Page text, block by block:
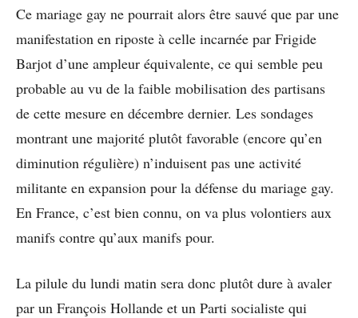
Ce mariage gay ne pourrait alors être sauvé que par une
manifestation en riposte à celle incarnée par Frigide
Barjot d’une ampleur équivalente, ce qui semble peu
probable au vu de la faible mobilisation des partisans
de cette mesure en décembre dernier. Les sondages
montrant une majorité plutôt favorable (encore qu’en
diminution régulière) n’induisent pas une activité
militante en expansion pour la défense du mariage gay.
En France, c’est bien connu, on va plus volontiers aux
manifs contre qu’aux manifs pour.
La pilule du lundi matin sera donc plutôt dure à avaler
par un François Hollande et un Parti socialiste qui